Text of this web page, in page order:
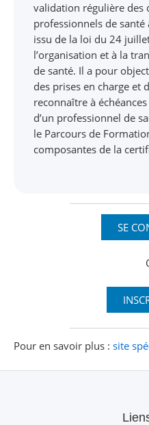
validation régulière des
professionnels de
issu de la loi du 24
l’organisation et à la
de santé. Il a pour
des prises en charge et
reconnaître à
d’un professionnel de
le Parcours de
composantes de la
SE
Pour en savoir plus : site